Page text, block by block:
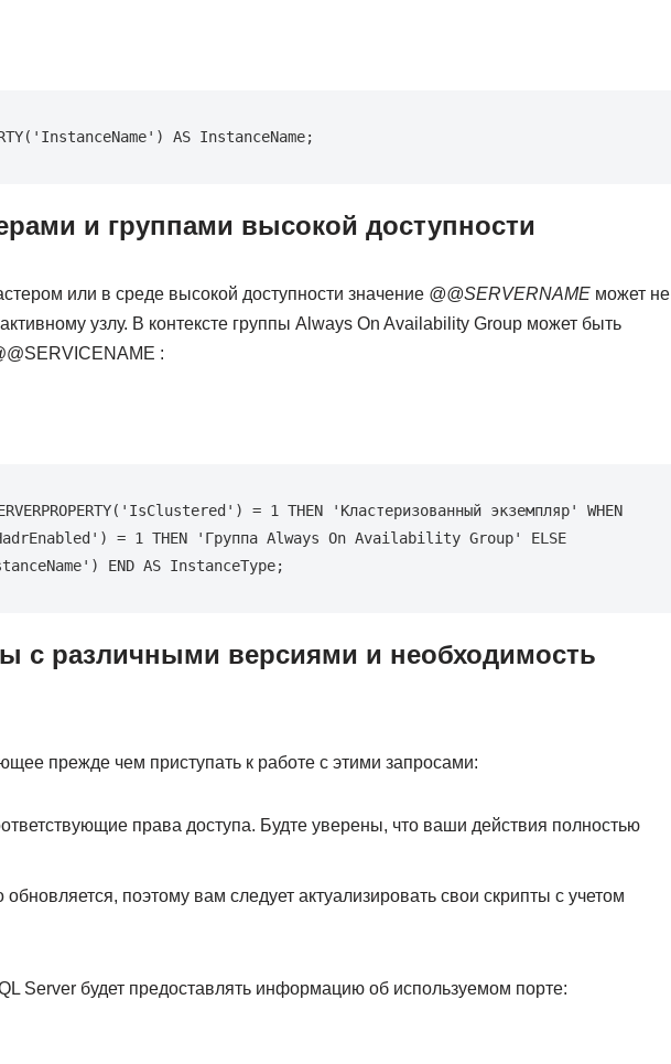
AS InstanceName;
и группами высокой доступности
или в среде высокой доступности значение @@SERVERNAMEможет не
активному узлу. В контексте группы Always On Availability Group может быть
:
SERVERPROPERTY('IsClustered') = 1 THEN 'Кластеризованный экземпляр' WHEN
= 1 THEN 'Группа Always On Availability Group' ELSE
END AS InstanceType;
с различными версиями и необходимость
прежде чем приступать к работе с этими запросами:
права доступа. Будте уверены, что ваши действия полностью
обновляется, поэтому вам следует актуализировать свои скрипты с учетом
Server будет предоставлять информацию об используемом порте: